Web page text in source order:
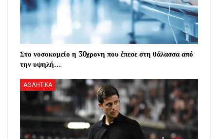
Στο νοσοκομείο η 30χρονη που έπεσε στη θάλασσα από
την υψηλή…
ΑΘΛΗΤΙΚΑ